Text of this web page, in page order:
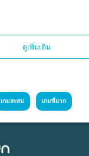
ดูเพิ่มเติม
เกมสะสม เกมที่ยาก